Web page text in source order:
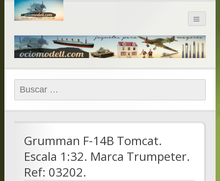
ociomodell.com
Buscar:
Grumman F-14B Tomcat.
Escala 1:32. Marca Trumpeter.
Ref: 03202.